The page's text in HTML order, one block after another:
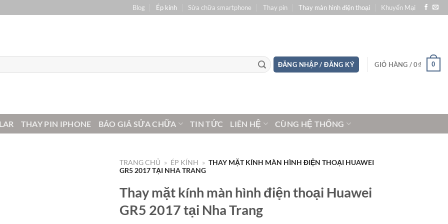
Blog Ép kính Sửa chữa smartphone Thay pin Thay màn hình điện thoại Khuyến Mại
ĐĂNG NHẬP / ĐĂNG KÝ GIỎ HÀNG /0₫ 0
THAY PIN IPHONE BÁO GIÁ SỬA CHỮA TIN TỨC LIÊN HỆ CÙNG HỆ THỐNG
TRANG CHỦ » ÉP KÍNH » THAY MẶT KÍNH MÀN HÌNH ĐIỆN THOẠI HUAWEI
GR5 2017 TẠI NHA TRANG
Thay mặt kính màn hình điện thoại Huawei
GR5 2017 tại Nha Trang